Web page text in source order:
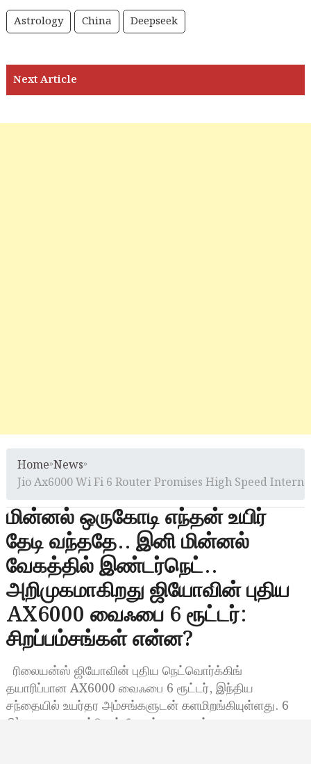
Astrology China Deepseek
Home»News»
Jio Ax6000 Wi Fi 6 Router Promises High Speed
மின்னல் ஒருகோடி எந்தன் உயிர்
தேடி வந்ததே.. இனி மின்னல்
வேகத்தில் இண்டர்நெட்..
அறிமுகமாகிறது ஜியோவின் புதிய
AX6000 வைஃபை 6 ரூட்டர்:
சிறப்பம்சங்கள் என்ன?
ரிலையன்ஸ் ஜியோவின் புதிய நெட்வொர்க்கிங்
தயாரிப்பான AX6000 வைஃபை 6 ரூட்டர், இந்திய
சந்தையில் உயர்தர அம்சங்களுடன் களமிறங்கியுள்ளது. 6
Gbps வரை வயர்லெஸ் வேகத்தை வழங்க